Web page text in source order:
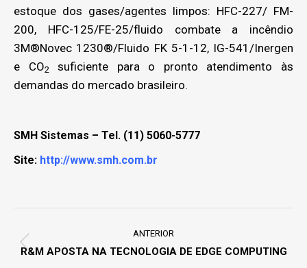
estoque dos gases/agentes limpos: HFC-227/ FM-
200, HFC-125/FE-25/fluido combate a incêndio
3M®Novec 1230®/Fluido FK 5-1-12, IG-541/Inergen
e CO2
suficiente para o pronto atendimento às
demandas do mercado brasileiro.
SMH Sistemas – Tel. (11) 5060-5777
Site: http://www.smh.com.br
navigation
ANTERIOR
Previous
R&M APOSTA NA TECNOLOGIA DE EDGE COMPUTING